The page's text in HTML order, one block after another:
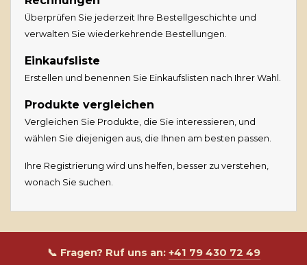
Überprüfen Sie jederzeit Ihre Bestellgeschichte und
verwalten Sie wiederkehrende Bestellungen.
Einkaufsliste
Erstellen und benennen Sie Einkaufslisten nach Ihrer Wahl.
Produkte vergleichen
Vergleichen Sie Produkte, die Sie interessieren, und
wählen Sie diejenigen aus, die Ihnen am besten passen.
Ihre Registrierung wird uns helfen, besser zu verstehen,
wonach Sie suchen.
📞 Fragen? Ruf uns an: +41 79 430 72 49